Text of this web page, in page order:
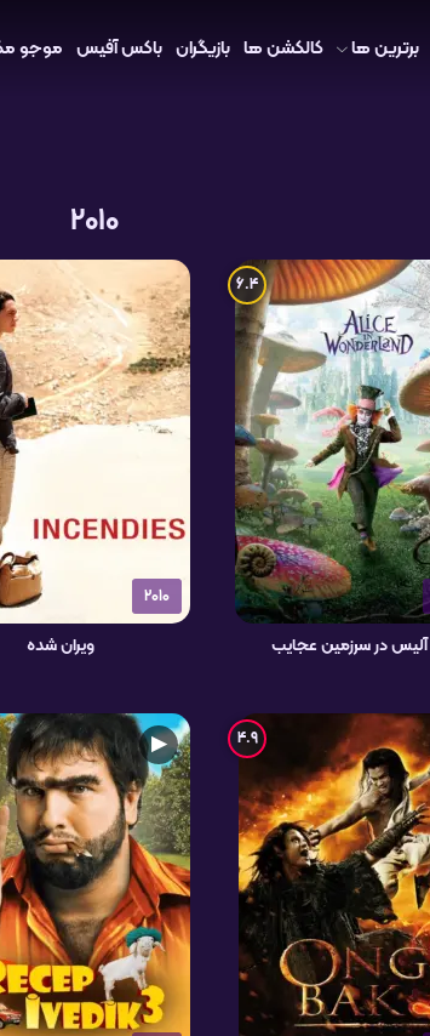
برترین ها کالکشن ها بازیگران باکس آفیس موجو
2010
6.4
آلیس در سرزمین عجایب
2010
ویران شده
4.9
▶